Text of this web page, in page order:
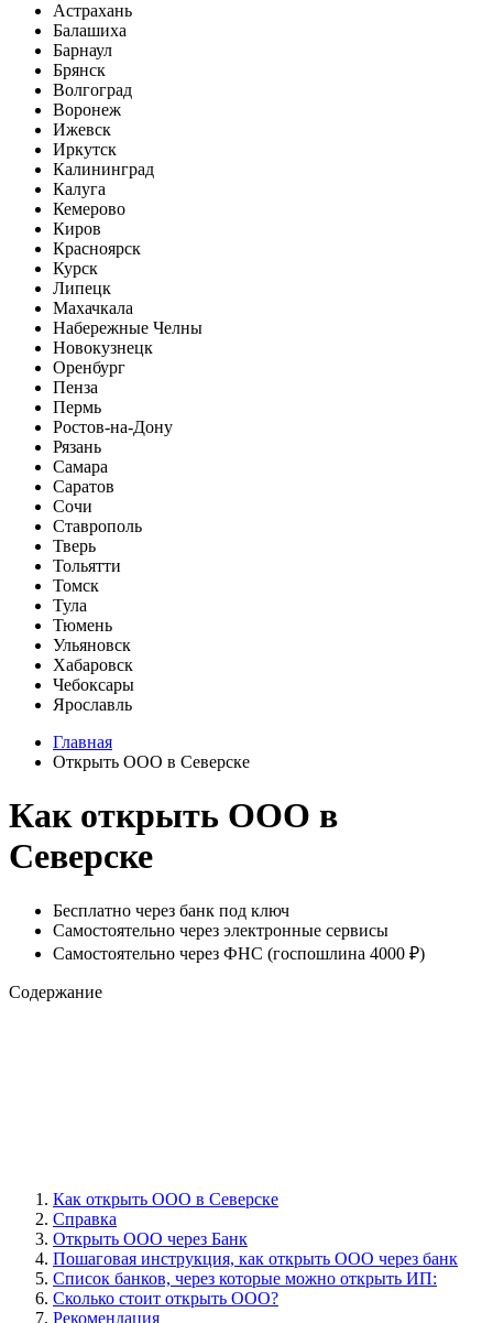
Астрахань
Балашиха
Барнаул
Брянск
Волгоград
Воронеж
Ижевск
Иркутск
Калининград
Калуга
Кемерово
Киров
Красноярск
Курск
Липецк
Махачкала
Набережные Челны
Новокузнецк
Оренбург
Пенза
Пермь
Ростов-на-Дону
Рязань
Самара
Саратов
Сочи
Ставрополь
Тверь
Тольятти
Томск
Тула
Тюмень
Ульяновск
Хабаровск
Чебоксары
Ярославль
Главная
Открыть ООО в Северске
Как открыть ООО в
Северске
Бесплатно через банк под ключ
Самостоятельно через электронные сервисы
Самостоятельно через ФНС (госпошлина 4000 ₽)
Содержание
Как открыть ООО в Северске
Справка
Открыть ООО через Банк
Пошаговая инструкция, как открыть ООО через банк
Cписок банков, через которые можно открыть ИП:
Сколько стоит открыть ООО?
Рекомендация